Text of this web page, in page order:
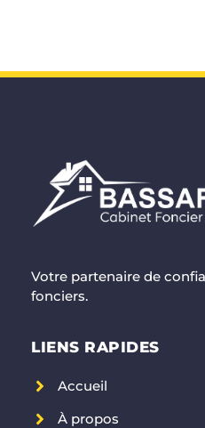
Votre partenaire de
fonciers.
LIENS RAPIDES
Accueil
À propos